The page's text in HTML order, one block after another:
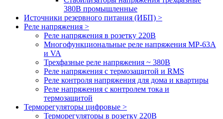
380В промышленные
Источники резервного питания (ИБП) >
Реле напряжения >
Реле напряжения в розетку 220В
Многофункциональные реле напряжения МР-63А
и VA
Трехфазные реле напряжения ~ 380В
Реле напряжения с термозащитой и RMS
Реле контроля напряжения для дома и квартиры
Реле напряжения с контролем тока и
термозащитой
Терморегуляторы цифровые >
Терморегуляторы в розетку 220В